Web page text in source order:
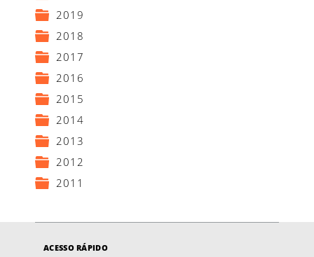
2019
2018
2017
2016
2015
2014
2013
2012
2011
ACESSO RÁPIDO